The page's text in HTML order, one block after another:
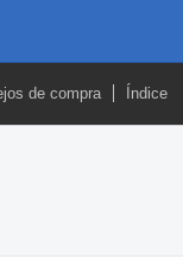
de compra Índice